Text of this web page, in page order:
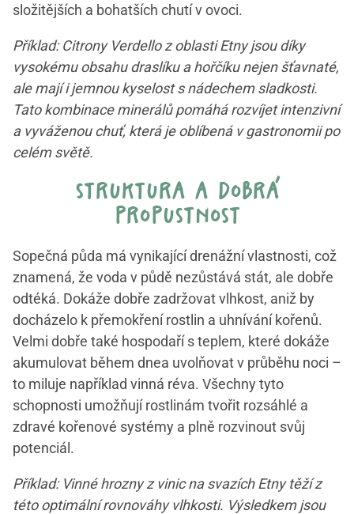
složitějších a bohatších chutí v ovoci.
Příklad: Citrony Verdello z oblasti Etny jsou díky
vysokému obsahu draslíku a hořčíku nejen šťavnaté,
ale mají i jemnou kyselost s nádechem sladkosti.
Tato kombinace minerálů pomáhá rozvíjet intenzivní
a vyváženou chuť, která je oblíbená v gastronomii po
celém světě.
struktura a dobrá
propustnost
Sopečná půda má vynikající drenážní vlastnosti, což
znamená, že voda v půdě nezůstává stát, ale dobře
odtéká. Dokáže dobře zadržovat vlhkost, aniž by
docházelo k přemokření rostlin a uhnívání kořenů.
Velmi dobře také hospodaří s teplem, které dokáže
akumulovat během dnea uvolňovat v průběhu noci –
to miluje například vinná réva. Všechny tyto
schopnosti umožňují rostlinám tvořit rozsáhlé a
zdravé kořenové systémy a plně rozvinout svůj
potenciál.
Příklad: Vinné hrozny z vinic na svazích Etny těží z
této optimální rovnováhy vlhkosti. Výsledkem jsou